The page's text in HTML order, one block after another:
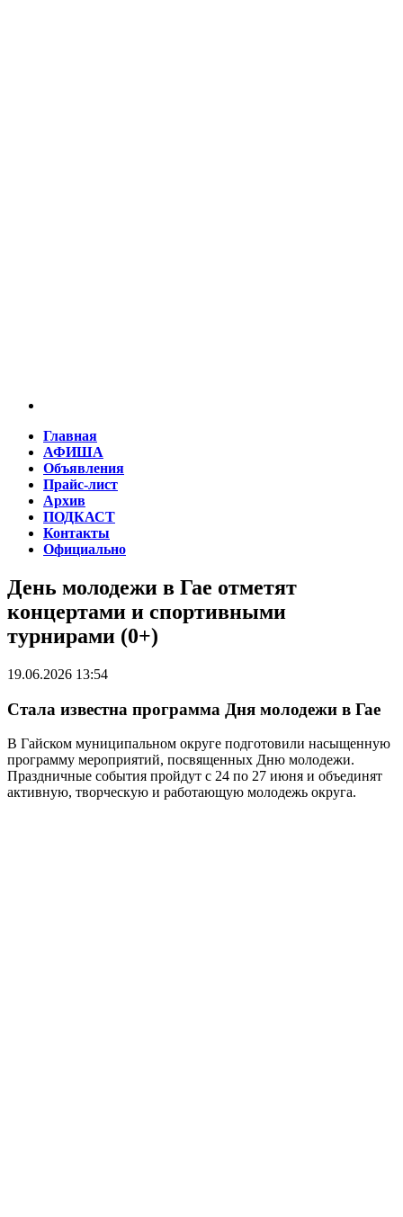
Главная
АФИША
Объявления
Прайс-лист
Архив
ПОДКАСТ
Контакты
Официально
День молодежи в Гае отметят
концертами и спортивными
турнирами (0+)
19.06.2026 13:54
Стала известна программа Дня молодежи в Гае
В Гайском муниципальном округе подготовили насыщенную
программу мероприятий, посвященных Дню молодежи.
Праздничные события пройдут с 24 по 27 июня и объединят
активную, творческую и работающую молодежь округа.